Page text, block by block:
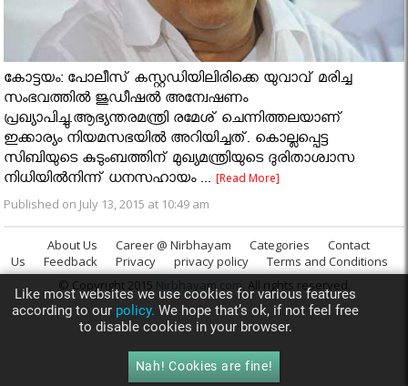
കോട്ടയം: പോലീസ് കസ്റ്റഡിയിലിരിക്കെ യുവാവ് മരിച്ച
സംഭവത്തില്‍ ജുഡീഷല്‍ അന്വേഷണം
പ്രഖ്യാപിച്ചു.ആഭ്യന്തരമന്ത്രി രമേശ് ചെന്നിത്തലയാണ്
ഇക്കാര്യം നിയമസഭയിൽ അറിയിച്ചത്. കൊല്ലപ്പെട്ട
സിബിയുടെ കുടുംബത്തിന് മുഖ്യമന്ത്രിയുടെ ദുരിതാശ്വാസ
നിധിയില്‍നിന്ന് ധനസഹായം ...[Read More]
Published on July 13, 2015 at 10:49 am
About Us Career @ Nirbhayam Categories
Contact
Us
Feedback Privacy privacy policy
Terms and Conditions
© Copyright 2015 Nirbhayam.com. All rights reserved.
Like most websites we use cookies for various features
according to our policy. We hope that’s ok, if not feel free
to disable cookies in your browser.
Nah! Cookies are fine!